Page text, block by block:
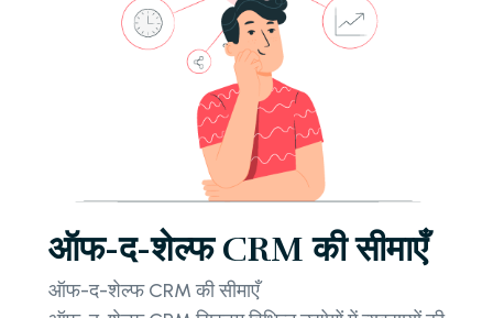
ऑफ-द-शेल्फ CRM की सीमाएँ
ऑफ-द-शेल्फ CRM की सीमाएँ